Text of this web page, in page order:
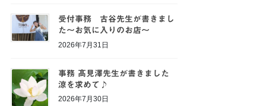
受付事務 古谷先生が書きまし
た～お気に入りのお店～
2026年7月31日
事務 髙見澤先生が書きました
涼を求めて♪
2026年7月30日